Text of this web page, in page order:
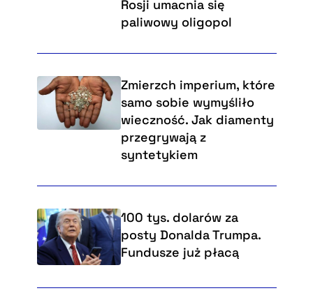
Rosji umacnia się
paliwowy oligopol
Zmierzch imperium, które
samo sobie wymyśliło
wieczność. Jak diamenty
przegrywają z
syntetykiem
100 tys. dolarów za
posty Donalda Trumpa.
Fundusze już płacą